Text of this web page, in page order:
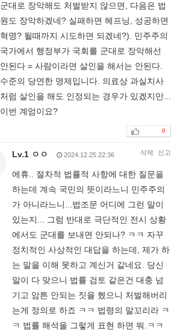
군대로 장악해도 처벌받지 않으면, 다음은 법
원도 장악하겠네? 실패하면 헤프닝, 성공하면
혁명? 될때까지 시도하면 되겠네?). 민주주의
국가에서 행정부가 국회를 군대로 장악해선
안된다 = 사람이라면 살인을 해서는 안된다.
수준의 당연한 명제입니다. 의료상 과실치사
처럼 살인을 해도 인정되는 경우가 있겠지만...
이번 계엄이요?
0
Lv.1 ㅇㅇ 2024.12.25 22:36 삭제 신고
에휴.. 절차적 법률적 사항에 대한 질문을
하는데 계속 국민의 뜻이라느니 민주주의
가 아니라느니...법조문 어디에 그런 말이
있는지... 그럼 반대로 극단적인 전시 상황
에서도 군대를 보내면 안되나? ㅋㅋ 자꾸
정치적인 사상적인 대답을 하는데, 제가 하
는 말을 이해 못하고 계신거 같네요. 당신
말이 다 맞으니 법률 검토 같은건 대충 넘
기고 암튼 안되는 짓을 헸으니 처벌해버리
는게 정의로 하죠 ㅋㅋ 법령의 말꼬리라 ㅋ
ㅋ 법률 해석을 그렇게 표현 하면 뭐.ㅋㅋ